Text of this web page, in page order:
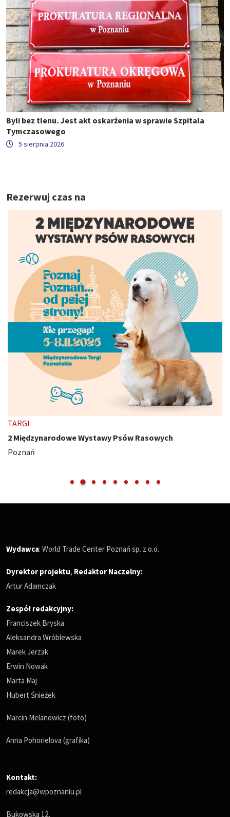
Byli bez tlenu. Jest akt oskarżenia w sprawie Szpitala
Tymczasowego
5 sierpnia 2026
Rezerwuj czas na
TARGI
2 Międzynarodowe Wystawy Psów Rasowych
Poznań
Wydawca: World Trade Center Poznań sp. z o.o.
Dyrektor projektu, Redaktor Naczelny:
Artur Adamczak
Zespół redakcyjny:
Franciszek Bryska
Aleksandra Wróblewska
Marek Jerzak
Erwin Nowak
Marta Maj
Hubert Śnieżek
Marcin Melanowicz (foto)
Anna Pohorielova (grafika)
Kontakt:
redakcja@wpoznaniu.pl
Bukowska 12,